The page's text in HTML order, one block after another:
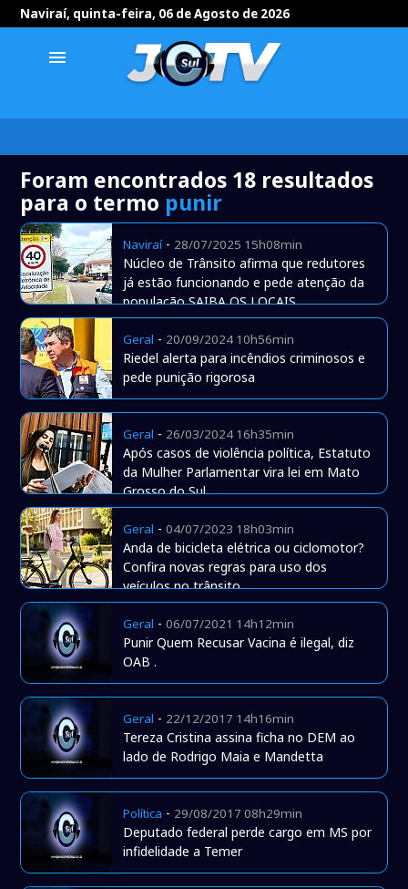
Naviraí, quinta-feira, 06 de Agosto de 2026
menu
Foram encontrados 18 resultados
para o termo punir
Naviraí- 28/07/2025 15h08min
Núcleo de Trânsito afirma que redutores
já estão funcionando e pede atenção da
população SAIBA OS LOCAIS
Geral - 20/09/2024 10h56min
Riedel alerta para incêndios criminosos e
pede punição rigorosa
Geral - 26/03/2024 16h35min
Após casos de violência política, Estatuto
da Mulher Parlamentar vira lei em Mato
Grosso do Sul
Geral -04/07/2023 18h03min
Anda de bicicleta elétrica ou ciclomotor?
Confira novas regras para uso dos
veículos no trânsito
Geral -06/07/2021 14h12min
Punir Quem Recusar Vacina é ilegal, diz
OAB .
Geral - 22/12/2017 14h16min
Tereza Cristina assina ficha no DEM ao
lado de Rodrigo Maia e Mandetta
Política - 29/08/2017 08h29min
Deputado federal perde cargo em MS por
infidelidade a Temer